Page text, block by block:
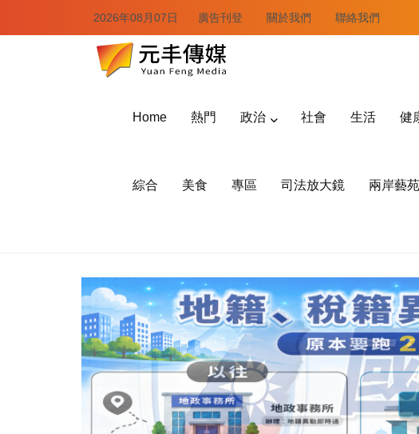
2026年08月07日 廣告刊登 關於我們 聯絡我們
Home 熱門 政治 社會 生活 健
綜合 美食 專區 司法放大鏡 兩岸藝